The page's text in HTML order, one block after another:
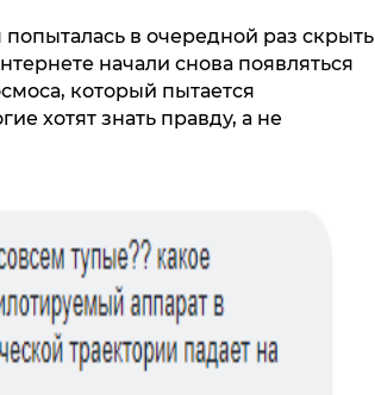
в очередной раз скрыть
начали снова появляться
который пытается
хотят знать правду, а не